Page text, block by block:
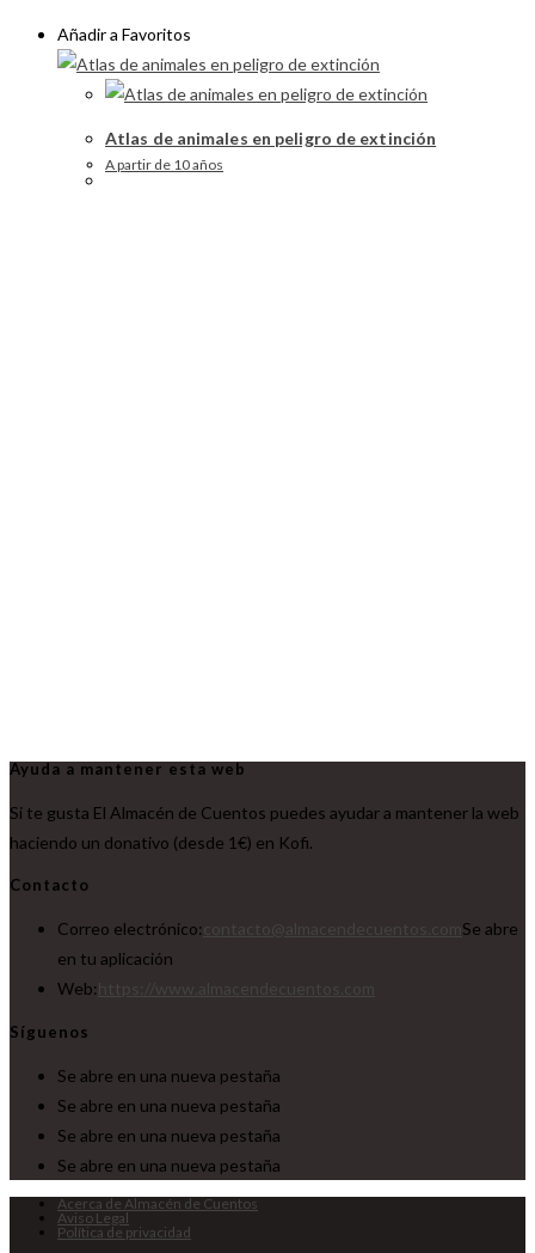
Añadir a Favoritos
Atlas de animales en peligro de extinción
A partir de 10 años
Ayuda a mantener esta web
Si te gusta El Almacén de Cuentos puedes ayudar a mantener la web
haciendo un donativo (desde 1€) en Kofi.
Contacto
Correo electrónico:
Se abre
en tu aplicación
Web:
Síguenos
Se abre en una nueva pestaña
Se abre en una nueva pestaña
Se abre en una nueva pestaña
Se abre en una nueva pestaña
Acerca de Almacén de Cuentos
Aviso Legal
Política de privacidad